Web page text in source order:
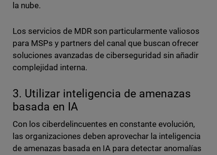
la nube.
Los servicios de MDR son particularmente valiosos
para MSPs y partners del canal que buscan ofrecer
soluciones avanzadas de ciberseguridad sin añadir
complejidad interna.
3. Utilizar inteligencia de amenazas
basada en IA
Con los ciberdelincuentes en constante evolución,
las organizaciones deben aprovechar la inteligencia
de amenazas basada en IA para detectar anomalías